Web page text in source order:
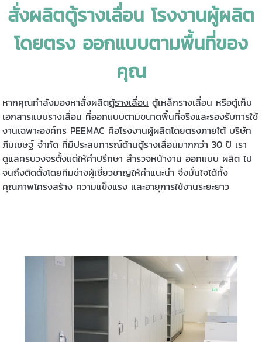
สั่งผลิตตู้รางเลื่อน โรงงานผู้ผลิต
โดยตรง ออกแบบตามพื้นที่ของ
คุณ
หากคุณกำลังมองหาสั่งผลิตตู้รางเลื่อน ตู้เหล็กรางเลื่อน หรือตู้เก็บ
เอกสารแบบรางเลื่อน ที่ออกแบบตามขนาดพื้นที่จริงและรองรับการใช้
งานเฉพาะองค์กร PEEMAC คือโรงงานผู้ผลิตโดยตรงภายใต้ บริษัท
ภีมเชษฐ์ จำกัด ที่มีประสบการณ์ด้านตู้รางเลื่อนมากกว่า 30 ปี เรา
ดูแลครบวงจรตั้งแต่ให้คำปรึกษา สำรวจหน้างาน ออกแบบ ผลิต ไป
จนถึงติดตั้งโดยทีมช่างผู้เชี่ยวชาญให้คำแนะนำ จึงมั่นใจได้ทั้ง
คุณภาพโครงสร้าง ความแข็งแรง และอายุการใช้งานระยะยาว